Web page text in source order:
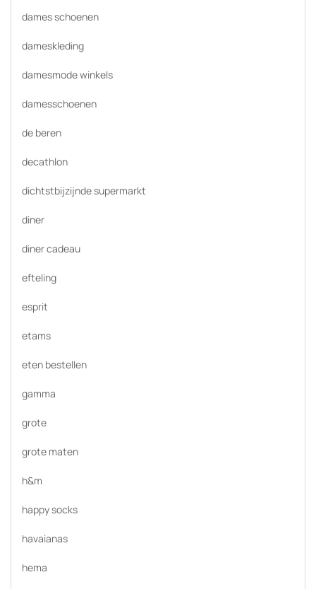
dames schoenen
dameskleding
damesmode winkels
damesschoenen
de beren
decathlon
dichtstbijzijnde supermarkt
diner
diner cadeau
efteling
esprit
etams
eten bestellen
gamma
grote
grote maten
h&m
happy socks
havaianas
hema